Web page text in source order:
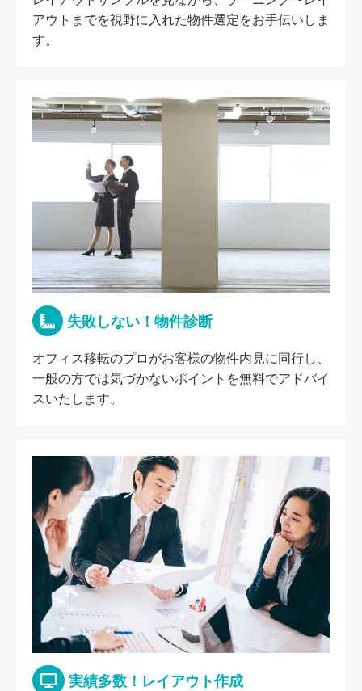
アウトまでを視野に入れた物件選定をお手伝いしま
す。
失敗しない！物件診断
オフィス移転のプロがお客様の物件内見に同行し、
一般の方では気づかないポイントを無料でアドバイ
スいたします。
実績多数！レイアウト作成